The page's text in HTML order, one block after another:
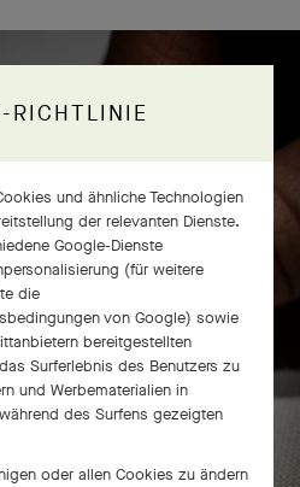
mit 8 Blumen –
RICHTLINIE
und ähnliche Technologien
der relevanten Dienste.
Google-Dienste
(für weitere
die
von Google) sowie
bereitgestellten
Surferlebnis des Benutzers zu
und Werbematerialien in
des Surfens gezeigten
oder allen Cookies zu ändern